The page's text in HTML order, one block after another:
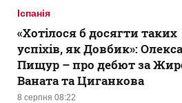
Іспанія
8 серпня 08:22
«Хотілося б досягти таких
успіхів, як Довбик»:
Пищур – про дебют за
Ваната та Циганкова